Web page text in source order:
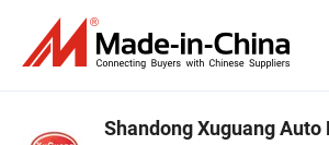
Shandong Xuguang Auto